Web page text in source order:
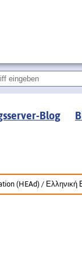
Blog
(HEAd) / Ελληνική